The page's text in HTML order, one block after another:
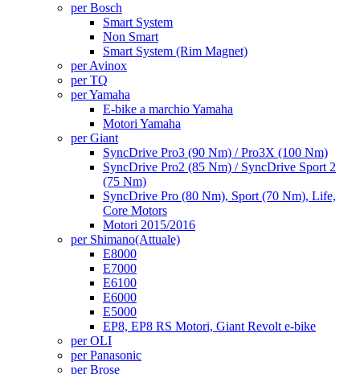
per Bosch
Smart System
Non Smart
Smart System (Rim Magnet)
per Avinox
per TQ
per Yamaha
E-bike a marchio Yamaha
Motori Yamaha
per Giant
SyncDrive Pro3 (90 Nm) / Pro3X (100 Nm)
SyncDrive Pro2 (85 Nm) / SyncDrive Sport 2
(75 Nm)
SyncDrive Pro (80 Nm), Sport (70 Nm), Life,
Core Motors
Motori 2015/2016
per Shimano(Attuale)
E8000
E7000
E6100
E6000
E5000
EP8, EP8 RS Motori, Giant Revolt e-bike
per OLI
per Panasonic
per Brose